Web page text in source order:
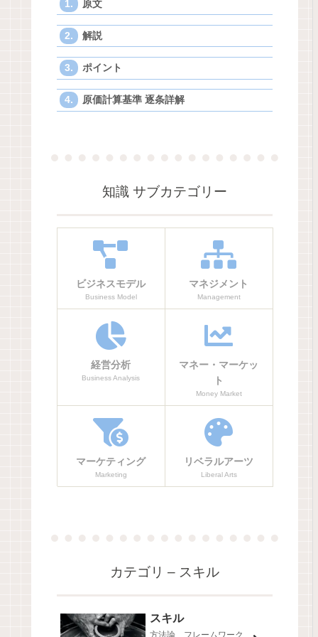
原文
解説
ポイント
原価計算基準 逐条詳解
知識 サブカテゴリー
ビジネスモデル
Business Model
マネジメント
Management
経営分析
Business Analysis
マネー・マーケッ
ト
Money Market
マーケティング
Marketing
リベラルアーツ
Liberal Arts
カテゴリ – スキル
スキル
方法論、フレームワーク、